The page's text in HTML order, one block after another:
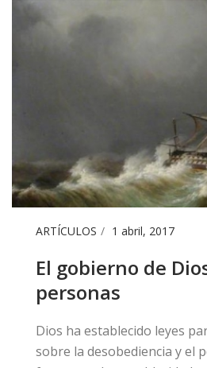
ARTÍCULOS 1 abril, 2017
El gobierno de
personas
​Dios ha establecido leyes
sobre la desobediencia y el